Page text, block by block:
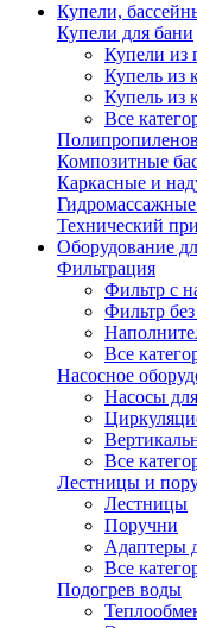
Купели,
Купели для бани
Купели из
Купель из
Купель из
Все
Композитные
Каркасные и
Технический
Оборудование
Фильтрация
Фильтр с
Фильтр без
Все
Насосное
Насосы
Все
Лестницы и
Лестницы
Поручни
Адаптеры
Все
Подогрев воды